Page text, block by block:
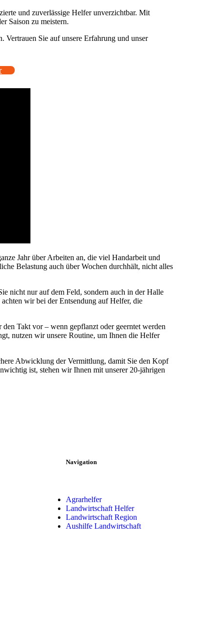
und zuverlässige Helfer unverzichtbar. Mit
Saison zu meistern.
Sie auf unsere Erfahrung und unser
Jahr über Arbeiten an, die viel Handarbeit und
Belastung auch über Wochen durchhält, nicht alles
nicht nur auf dem Feld, sondern auch in der Halle
wir bei der Entsendung auf Helfer, die
Takt vor – wenn gepflanzt oder geerntet werden
nutzen wir unsere Routine, um Ihnen die Helfer
Abwicklung der Vermittlung, damit Sie den Kopf
ist, stehen wir Ihnen mit unserer 20-jährigen
Navigation
Agrarhelfer
Landwirtschaft Helfer
Landwirtschaft Region
Aushilfe Landwirtschaft